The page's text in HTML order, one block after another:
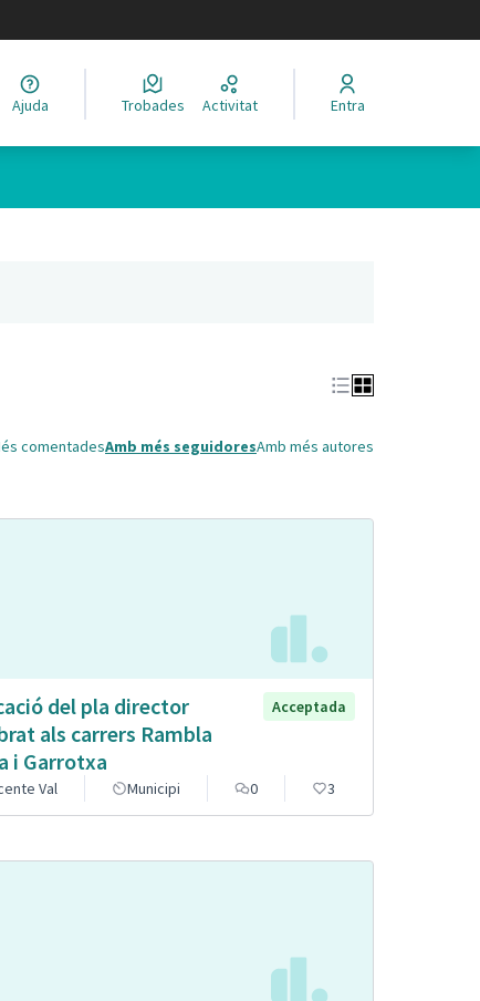
el idioma
Ajuda Trobades Activitat Entra
comentadesAmb més seguidoresAmb més autores
del pla director
als carrers Rambla
i Garrotxa
Acceptada
Val Municipi 0 3